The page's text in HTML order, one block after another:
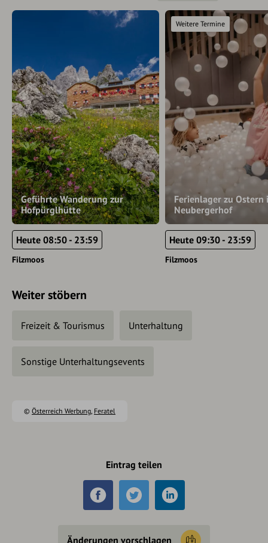
Geführte Wanderung zur
Hofpürglhütte
Heute 08:50 - 23:59
Filzmoos
Ferienlager zu Ostern
Neubergerhof
Weitere Termine
Heute 09:30 - 23:59
Filzmoos
Weiter stöbern
Freizeit & Tourismus Unterhaltung
Sonstige Unterhaltungsevents
© Österreich Werbung, Feratel
Eintrag teilen
Änderungen vorschlagen